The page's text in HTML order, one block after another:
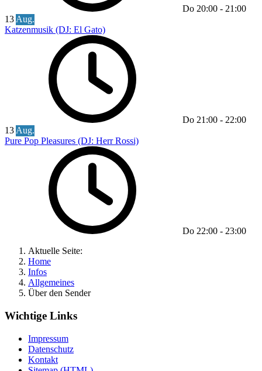
Do 20:00 - 21:00
13Aug.
Katzenmusik (DJ: El Gato)
Do 21:00 - 22:00
13Aug.
Pure Pop Pleasures (DJ: Herr Rossi)
Do 22:00 - 23:00
Aktuelle Seite:
Home
Infos
Allgemeines
Über den Sender
Wichtige Links
Impressum
Datenschutz
Kontakt